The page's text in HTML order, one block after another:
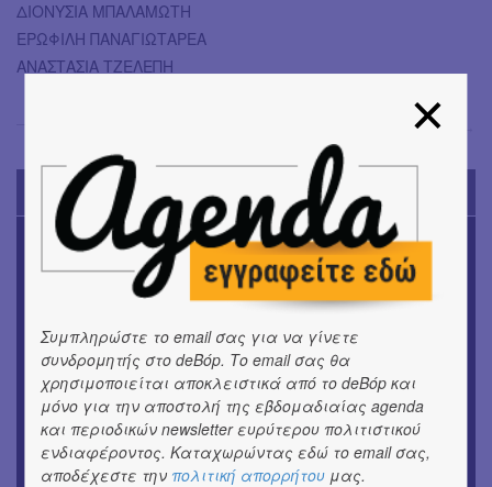
ΔΙΟΝΥΣΙΑ ΜΠΑΛΑΜΩΤΗ
ΕΡΩΦΙΛΗ ΠΑΝΑΓΙΩΤΑΡΕΑ
ΑΝΑΣΤΑΣΙΑ ΤΖΕΛΕΠΗ
Όλγα Μπιάγκη
TODAY'S EVENTS
ΜΟΥΣΙΚΗ
16o Samos Young Artists Festival
ANILIO PARK FESTIVAL 2026
ΘΕΑΤΡΟ / ΧΟΡΟΣ
«ΑΗ ΛΑΟΣ» | Ένα σκηνικό ρέκβιεμ για την ήττα ενός
λαού
ΕΙΚΑΣΤΙΚΑ
Συμπληρώστε το email σας για να γίνετε
συνδρομητής στο deBόp. Το email σας θα
χρησιμοποιείται αποκλειστικά από το deBόp και
μόνο για την αποστολή της εβδομαδιαίας agenda
και περιοδικών newsletter ευρύτερου πολιτιστικού
ενδιαφέροντος. Καταχωρώντας εδώ το email σας,
αποδέχεστε την πολιτική απορρήτου μας.